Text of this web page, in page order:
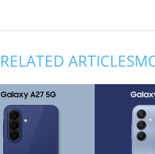
RELATED ARTICLES